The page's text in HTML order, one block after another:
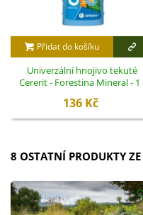
Přidat do košíku
Univerzální hnojivo tekuté
Cererit - Forestina Mineral - 1
136 Kč
8 OSTATNÍ PRODUKTY ZE